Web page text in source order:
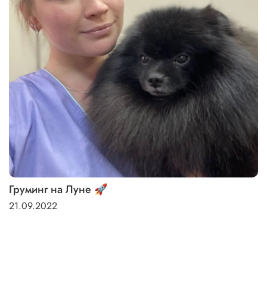
Груминг на Луне 🚀
21.09.2022